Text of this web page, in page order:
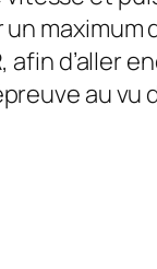
maximum
afin d’aller
au